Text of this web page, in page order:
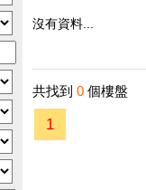
沒有資料...
共找到 0 個樓盤
1